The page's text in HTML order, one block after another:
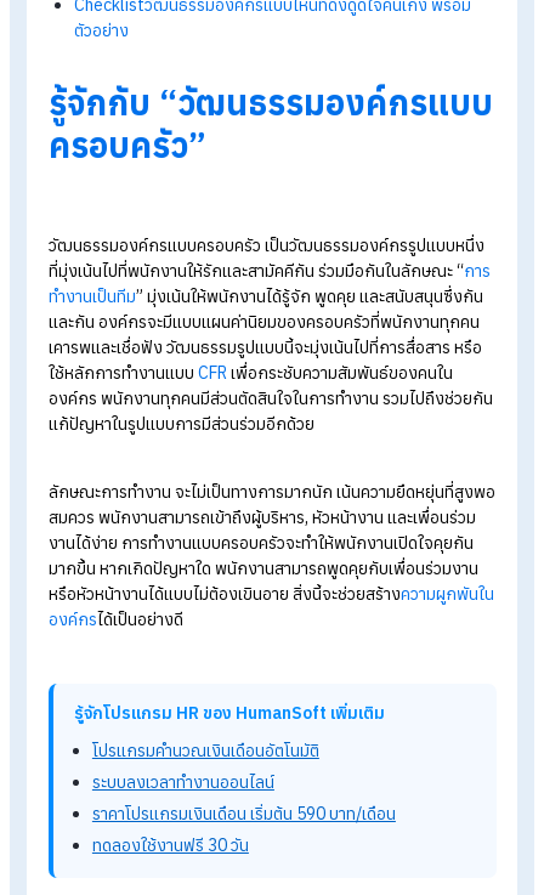
ครอบครัว ที่องค์กทำตามได้มาฝาก
อ่านบทความที่เกี่ยวข้องเพิ่มเติม
7 วิธีสร้างความผูกพันในองค์กร สร้างวัฒนธรรมองค์กรให้เข้
4 วิธีสร้างบรรยากาศดีๆ ในองค์กร โดยการบริหารจัดการ
ทรัพยากรมนุษย์ (HRM)
Checklistวัฒนธรรมองค์กรแบบไหนที่ดึงดูดใจคนเก่ง พร้อม
ตัวอย่าง
รู้จักกับ “วัฒนธรรมองค์กรแ
วัฒนธรรมองค์กรแบบครอบครัว เป็นวัฒนธรรมองค์กรรูปแบบห
ที่มุ่งเน้นไปที่พนักงานให้รักและสามัคคีกัน ร่วมมือกันในลักษณะ “
ทำงานเป็นทีม” มุ่งเน้นให้พนักงานได้รู้จัก พูดคุย และสนับสนุนซึ่ง
เคารพและเชื่อฟัง วัฒนธรรมรูปแบบนี้จะมุ่งเน้นไปที่การสื่อสาร หรื
ใช้หลักการทำงานแบบCFRเพื่อกระชับความสัมพันธ์ของคนใน
องค์กร พนักงานทุกคนมีส่วนตัดสินใจในการทำงาน รวมไปถึงช่ว
แก้ปัญหาในรูปแบบการมีส่วนร่วมอีกด้วย
ลักษณะการทำงาน จะไม่เป็นทางการมากนัก เน้นความยืดหยุ่นที่สู
สมควร พนักงานสามารถเข้าถึงผู้บริหาร,